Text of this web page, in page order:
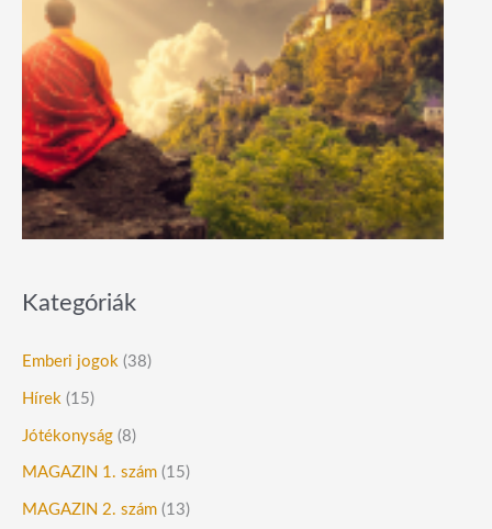
Kategóriák
Emberi jogok (38)
Hírek (15)
Jótékonyság (8)
MAGAZIN 1. szám (15)
MAGAZIN 2. szám (13)